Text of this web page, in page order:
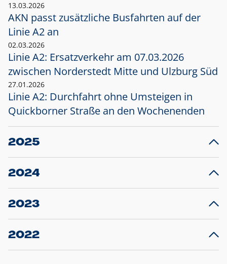
13.03.2026
AKN passt zusätzliche Busfahrten auf der
Linie A2 an
02.03.2026
Linie A2: Ersatzverkehr am 07.03.2026
zwischen Norderstedt Mitte und Ulzburg Süd
27.01.2026
Linie A2: Durchfahrt ohne Umsteigen in
Quickborner Straße an den Wochenenden
2025
23.12.2025
Projekt S5: Start der Bauarbeiten am
2024
10.12.2024
Großprojekt S5: Sperrung der Bahnstraße in
2023
20.12.2023
Schleswig-Holstein verlängert den
2022
22.12.2022